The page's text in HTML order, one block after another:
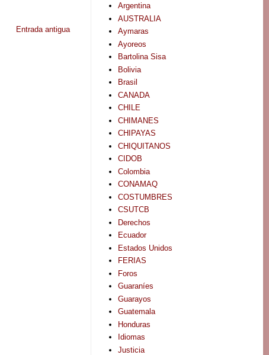
Entrada antigua
Argentina
AUSTRALIA
Aymaras
Ayoreos
Bartolina Sisa
Bolivia
Brasil
CANADA
CHILE
CHIMANES
CHIPAYAS
CHIQUITANOS
CIDOB
Colombia
CONAMAQ
COSTUMBRES
CSUTCB
Derechos
Ecuador
Estados Unidos
FERIAS
Foros
Guaraníes
Guarayos
Guatemala
Honduras
Idiomas
Justicia